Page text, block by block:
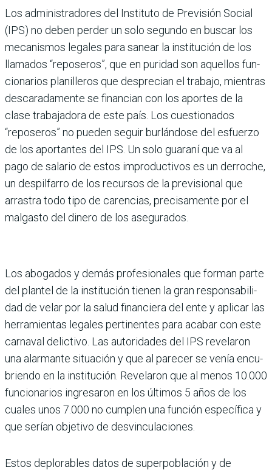
Los administradores del Ins­tituto de Previsión Social
(IPS) no deben perder un solo segundo en buscar los
mecanismos legales para sanear la institución de los
llamados “repose­ros”, que en puridad son aquellos fun­
cionarios planilleros que desprecian el trabajo, mientras
descaradamente se financian con los aportes de la
clase trabajadora de este país. Los cuestio­nados
“reposeros” no pueden seguir burlándose del esfuerzo
de los apor­tantes del IPS. Un solo guaraní que va al
pago de salario de estos improduc­tivos es un derroche,
un despilfarro de los recursos de la previsional que
arrastra todo tipo de carencias, preci­samente por el
malgasto del dinero de los asegurados.
Los abogados y demás profesionales que forman parte
del plantel de la ins­titución tienen la gran responsabili­
dad de velar por la salud financiera del ente y aplicar las
herramientas legales pertinentes para acabar con este
car­naval delictivo. Las autoridades del IPS revelaron
una alarmante situa­ción y que al parecer se venía encu­
briendo en la institución. Revelaron que al menos 10.000
funcionarios ingresaron en los últimos 5 años de los
cuales unos 7.000 no cumplen una función específica y
que serían obje­tivo de desvinculaciones.
Estos deplorables datos de superpo­blación y de